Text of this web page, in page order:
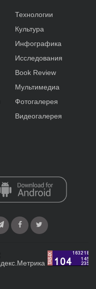
Технологии
Культура
Инфографика
Исследования
Book Review
Мультимедиа
Фотогалерея
Видеогалерея